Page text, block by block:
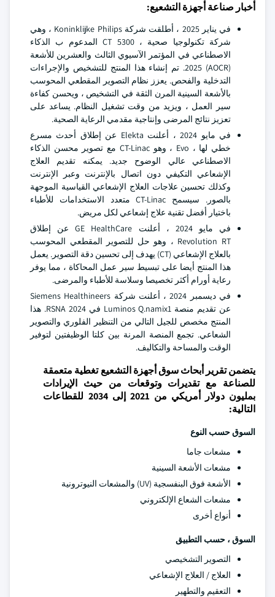
أخبار صناعة أجهزة التشعيع:
في يناير 2025 ، أطلقت شركة Koninklijke Philips ، وهي
شركة تكنولوجيا صحية ، CT 5300 المدعوم ب الذكاء
الاصطناعي في المؤتمر الآسيوي الثالث والعشرين للأشعة
(AOCR) 2025. تم إنشاء هذا المنتج للتشخيص والإجراءات
التدخلية والفحص. يعزز نظام التصوير المقطعي المحوسب
بالأشعة السينية المرن الثقة في التشخيص ، ويحسن كفاءة
سير العمل ، ويزيد من وقت تشغيل النظام. يساعد على
تعزيز نتائج المرضى وإنتاجية مقدمي الرعاية الصحية.
في مايو 2024 ، أعلنت Elekta عن إطلاق أحدث مسرع
خطي لها ، Evo ، وهو CT-Linac مع تصوير محسن الذكاء
الاصطناعي عالي الوضوح جديد. يمكنه تقديم العلاج
الإشعاعي التكيفي دون اتصال بالإنترنت وعبر الإنترنت
وكذلك تحسين علاجات العلاج الإشعاعي القياسية الموجهة
بالصور. سيسمح CT-Linac متعدد الاستخدامات للأطباء
باختيار أفضل تقنية علاج إشعاعي لكل مريض.
في مايو 2024 ، أعلنت GE HealthCare عن إطلاق
Revolution RT ، وهو حل للتصوير المقطعي المحوسب
بالعلاج الإشعاعي (CT) يهدف إلى تحسين دقة التصوير. يعمل
هذا المنتج أيضا على تبسيط سير عمل المحاكاة ، مما يوفر
رعاية أورام أكثر تخصيصا وسلاسة للأطباء والمرضى.
في ديسمبر 2024 ، أعلنت شركة Siemens Healthineers
عن تقديم منصة Luminos Q.namix1 في RSNA 2024. هذا
المنتج مخصص للجيل التالي من التنظير الفلوري والتصوير
الشعاعي. تجمع المنصة المرنة بين كلتا الوظيفتين لتوفير
الوقت والمساحة والتكاليف.
يتضمن تقرير أبحاث سوق أجهزة التشعيع تغطية متعمقة
للصناعة مع تقديرات وتوقعات من حيث الإيرادات
بمليون دولار أمريكي من 2021 إلى 2034 للقطاعات
التالية:
السوق حسب النوع
مشعات جاما
مشعات الأشعة السينية
الأشعة فوق البنفسجية (UV) والمشعات النيوترونية
مشعات الشعاع الإلكتروني
أنواع أخرى
السوق ، حسب التطبيق
التصوير التشخيصي
العلاج / العلاج الإشعاعي
التعقيم والتطهير